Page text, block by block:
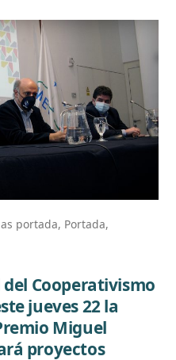
portada, Portada,
Cooperativismo
jueves 22 la
Miguel
proyectos